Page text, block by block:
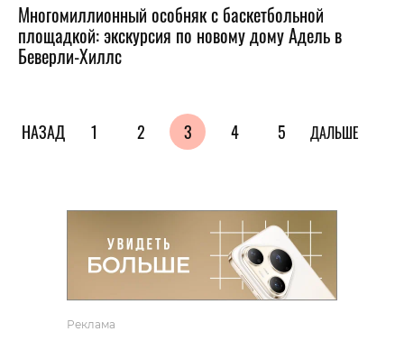
Многомиллионный особняк с баскетбольной
площадкой: экскурсия по новому дому Адель в
Беверли-Хиллс
НАЗАД 1 2 3 4 5 ДАЛЬШЕ
Реклама